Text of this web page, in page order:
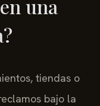
una
tiendas o
bajo la